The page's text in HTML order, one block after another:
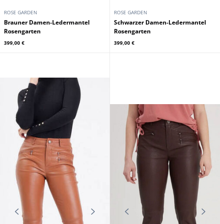
ROSE GARDEN
Brauner Damen-Ledermantel
Rosengarten
399,00 €
ROSE GARDEN
Schwarzer Damen-Ledermantel
Rosengarten
399,00 €